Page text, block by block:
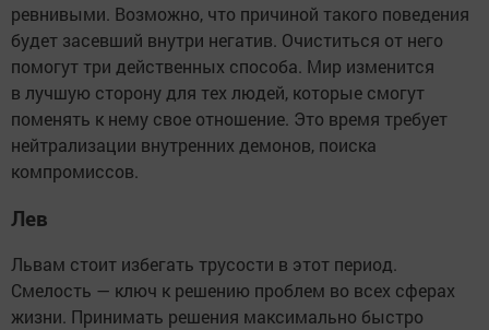
ревнивыми. Возможно, что причиной такого поведения
будет засевший внутри негатив. Очиститься от него
помогут три действенных способа. Мир изменится
в лучшую сторону для тех людей, которые смогут
поменять к нему свое отношение. Это время требует
нейтрализации внутренних демонов, поиска
компромиссов.
Лев
Львам стоит избегать трусости в этот период.
Смелость — ключ к решению проблем во всех сферах
жизни. Принимать решения максимально быстро